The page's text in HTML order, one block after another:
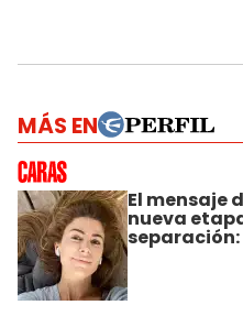
MÁS EN
El mensaje
nueva